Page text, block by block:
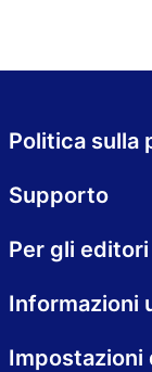
Politica sulla
Supporto
Per gli editori
Informazioni
Impostazioni